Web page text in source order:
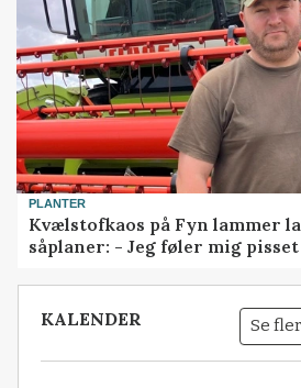
PLANTER
Kvælstofkaos på Fyn lammer
såplaner: - Jeg føler mig pisset
KALENDER Se